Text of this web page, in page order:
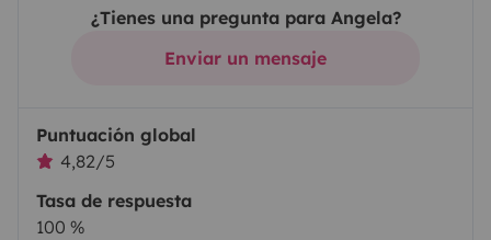
¿Tienes una pregunta para Angela?
Enviar un mensaje
Puntuación global
4,82/5
Tasa de respuesta
100 %